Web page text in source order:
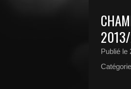
Publié le